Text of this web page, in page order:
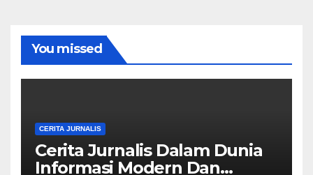
You missed
CERITA JURNALIS
Cerita Jurnalis Dalam Dunia
Informasi Modern Dan